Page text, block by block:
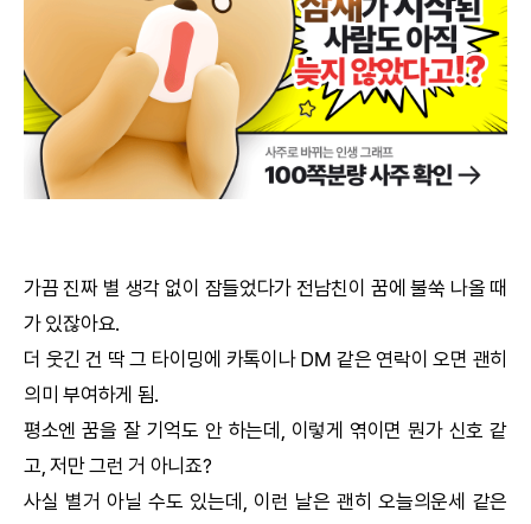
수리사주
운세구독
문의사항
가끔 진짜 별 생각 없이 잠들었다가 전남친이 꿈에 불쑥 나올 때
가 있잖아요.
더 웃긴 건 딱 그 타이밍에 카톡이나 DM 같은 연락이 오면 괜히
의미 부여하게 됨.
평소엔 꿈을 잘 기억도 안 하는데, 이렇게 엮이면 뭔가 신호 같
고, 저만 그런 거 아니죠?
사실 별거 아닐 수도 있는데, 이런 날은 괜히 오늘의운세 같은